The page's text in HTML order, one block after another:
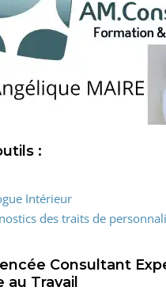
:
Intérieur
des traits de
Consultant
au Travail